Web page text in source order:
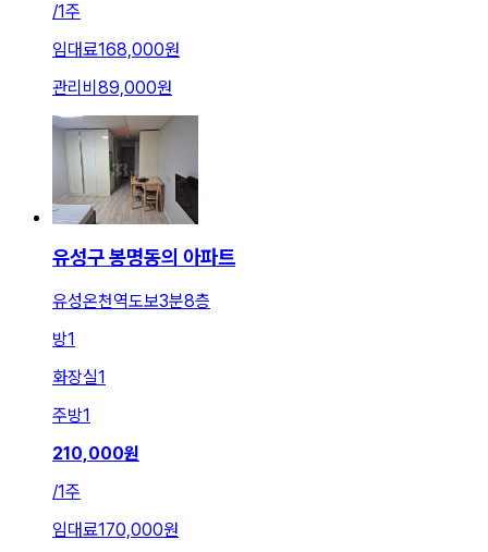
/1주
임대료168,000원
관리비 89,000원
유성구 봉명동의 아파트
유성온천역도보3분8층
방1
화장실1
주방1
210,000원
/1주
임대료170,000원